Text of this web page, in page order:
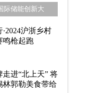
际储能创新大
·2024沪浙乡村
鸣枪起跑
进“北上天” 将
林郭勒美食带给